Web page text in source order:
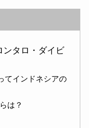
ンタロ・ダイビ
てインドネシアの
は？